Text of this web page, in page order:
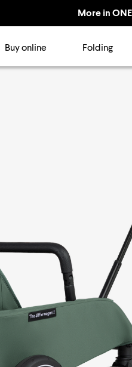
More in
Buy online Folding